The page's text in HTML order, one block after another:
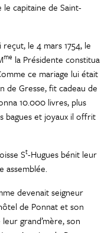
capitaine de Saint-
le 4 mars 1754, le
me la Présidente constitua
ce mariage lui était
de Gresse, fit cadeau de
10.000 livres, plus
bagues et joyaux il offrit
St-Hugues bénit leur
assemblée.
devenait seigneur
de Ponnat et son
grand’mère, son